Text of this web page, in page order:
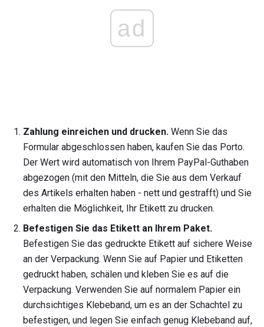
ad
Zahlung einreichen und drucken. Wenn Sie das
Formular abgeschlossen haben, kaufen Sie das Porto.
Der Wert wird automatisch von Ihrem PayPal-Guthaben
abgezogen (mit den Mitteln, die Sie aus dem Verkauf
des Artikels erhalten haben - nett und gestrafft) und Sie
erhalten die Möglichkeit, Ihr Etikett zu drucken.
Befestigen Sie das Etikett an Ihrem Paket.
Befestigen Sie das gedruckte Etikett auf sichere Weise
an der Verpackung. Wenn Sie auf Papier und Etiketten
gedruckt haben, schälen und kleben Sie es auf die
Verpackung. Verwenden Sie auf normalem Papier ein
durchsichtiges Klebeband, um es an der Schachtel zu
befestigen, und legen Sie einfach genug Klebeband auf,